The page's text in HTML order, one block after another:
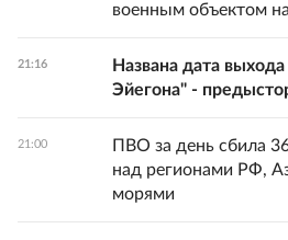
военным объектом
21:16
Названа дата
Эйегона" -
21:00
ПВО за день сбила
над регионами РФ,
морями